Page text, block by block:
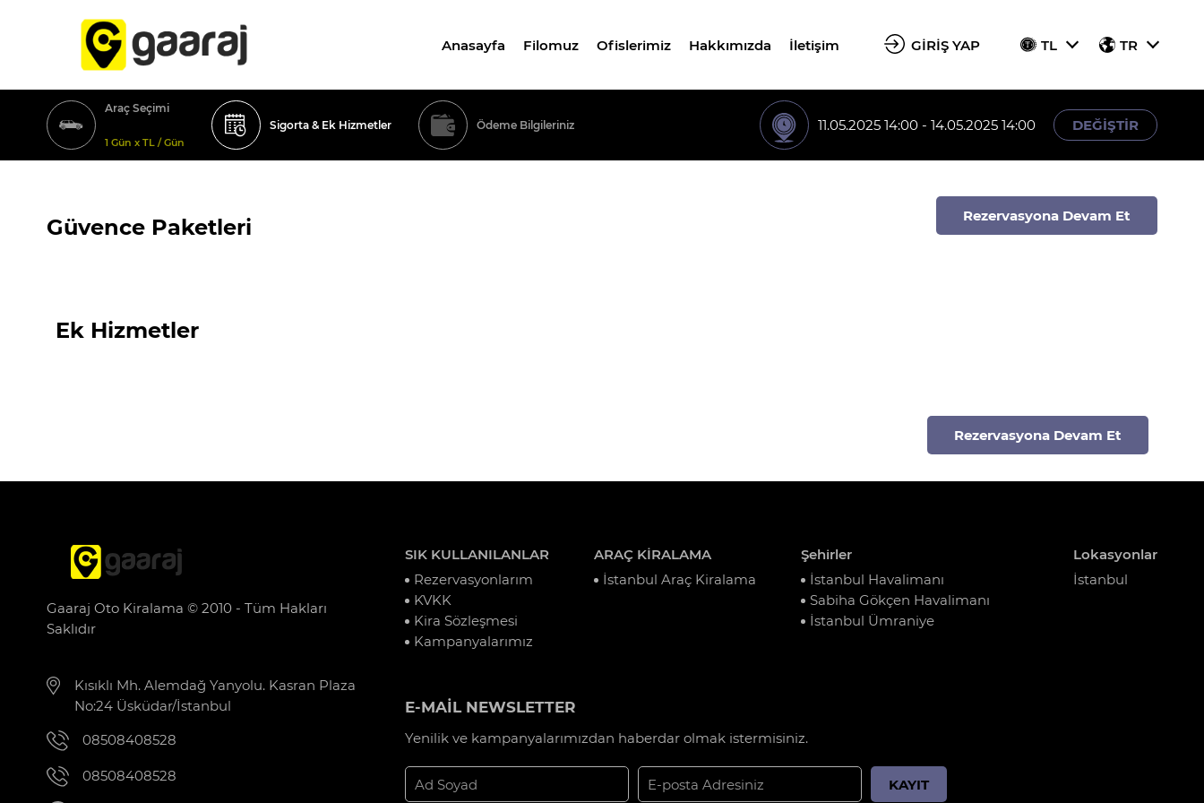
Anasayfa Filomuz Ofislerimiz Hakkımızda İletişim GİRİŞ YAP TL TR
Araç Seçimi
1 Gün x TL / Gün
Sigorta & Ek Hizmetler Ödeme Bilgileriniz 11.05.2025 14:00 - 14.05.2025 14:00 DEĞİŞTİR
Güvence Paketleri Rezervasyona Devam Et
Ek Hizmetler
Rezervasyona Devam Et
Gaaraj Oto Kiralama © 2010 - Tüm Hakları
Saklıdır
Kısıklı Mh. Alemdağ Yanyolu. Kasran Plaza
No:24 Üsküdar/İstanbul
08508408528
08508408528
SIK KULLANILANLAR
Rezervasyonlarım
KVKK
Kira Sözleşmesi
Kampanyalarımız
ARAÇ KİRALAMA
İstanbul Araç Kiralama
Şehirler
İstanbul Havalimanı
Sabiha Gökçen Havalimanı
İstanbul Ümraniye
Lokasyonlar
İstanbul
E-MAİL NEWSLETTER
Yenilik ve kampanyalarımızdan haberdar olmak istermisiniz.
KAYIT